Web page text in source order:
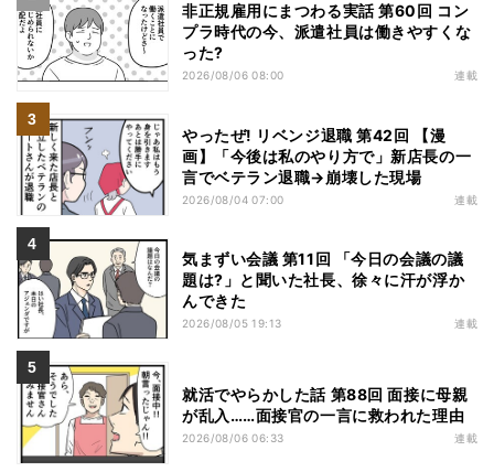
非正規雇用にまつわる実話 第60回 コン
プラ時代の今、派遣社員は働きやすくな
った?
2026/08/06 08:00 連載
やったぜ! リベンジ退職 第42回 【漫
画】「今後は私のやり方で」新店長の一
言でベテラン退職→崩壊した現場
2026/08/04 07:00 連載
気まずい会議 第11回 「今日の会議の議
題は?」と聞いた社長、徐々に汗が浮か
んできた
2026/08/05 19:13 連載
就活でやらかした話 第88回 面接に母親
が乱入……面接官の一言に救われた理由
2026/08/06 06:33 連載